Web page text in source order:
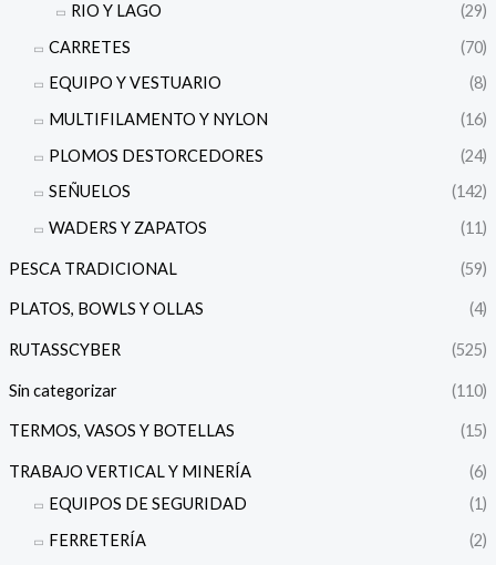
RIO Y LAGO
(29)
CARRETES
(70)
EQUIPO Y VESTUARIO
(8)
MULTIFILAMENTO Y NYLON
(16)
PLOMOS DESTORCEDORES
(24)
SEÑUELOS
(142)
WADERS Y ZAPATOS
(11)
PESCA TRADICIONAL (59)
PLATOS, BOWLS Y OLLAS (4)
RUTASSCYBER (525)
Sin categorizar (110)
TERMOS, VASOS Y BOTELLAS (15)
TRABAJO VERTICAL Y MINERÍA
(6)
EQUIPOS DE SEGURIDAD
(1)
FERRETERÍA
(2)